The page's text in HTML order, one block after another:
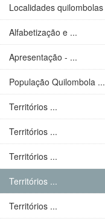
Localidades quilombolas
Alfabetização e ...
Apresentação - ...
População Quilombola ...
Territórios ...
Territórios ...
Territórios ...
Territórios ...
Territórios ...